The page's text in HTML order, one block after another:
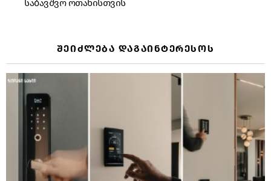
საბავშვო ოთახისთვის
ᲨᲔᲘᲫᲚᲔᲑᲐ ᲓᲐᲒᲐᲘᲜᲢᲔᲠᲔᲡᲝᲡ